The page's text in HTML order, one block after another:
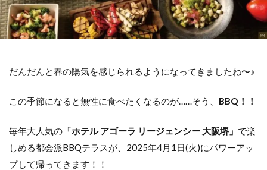
だんだんと春の陽気を感じられるようになってきましたね〜♪
この季節になると無性に食べたくなるのが……そう、 BBQ！！
毎年大人気の「ホテル アゴーラ リージェンシー 大阪堺」 で楽
しめる都会派BBQテラスが、2025年4月1日(火)にパワーアッ
プして帰ってきます！！